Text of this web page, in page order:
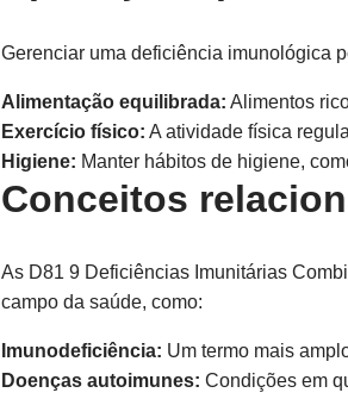
Gerenciar uma deficiência imunológica
Alimentação equilibrada: Alimentos
Exercício físico: A atividade física
Higiene: Manter hábitos de higiene,
Conceitos
As D81 9 Deficiências Imunitárias
campo da saúde, como:
Imunodeficiência: Um termo mais
Doenças autoimunes: Condições em